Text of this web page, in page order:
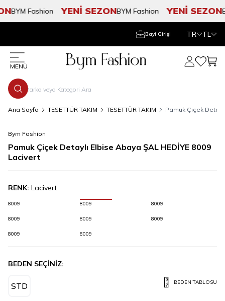
BYM Fashion YENİ SEZONBYM Fashion YENİ SEZON
Bayi Girişi TR TL
MENÜ
Hesabım
Ana Sayfa TESETTÜR TAKIM TESETTÜR TAKIM Pamuk Çiçek
Bym Fashion
Pamuk Çiçek Detaylı Elbise Abaya ŞAL HEDİYE 8009
Lacivert
RENK: Lacivert
8009 8009 8009
8009 8009 8009
8009 8009
BEDEN SEÇİNİZ:
STD BEDEN TABLOSU